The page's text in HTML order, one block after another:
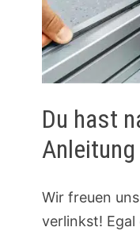
Du hast
Wir freuen
verlinkst!